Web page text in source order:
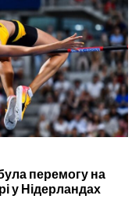
перемогу на
у Нідерландах